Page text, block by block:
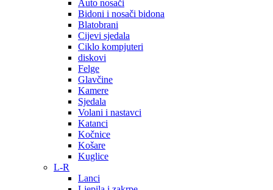
Auto nosači
Bidoni i nosači bidona
Blatobrani
Cijevi sjedala
Ciklo kompjuteri
diskovi
Felge
Glavčine
Kamere
Sjedala
Volani i nastavci
Katanci
Kočnice
Košare
Kuglice
L-R
Lanci